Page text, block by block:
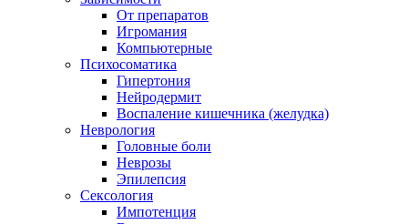
От препаратов
Игромания
Компьютерные
Психосоматика
Гипертония
Нейродермит
Воспаление кишечника (желудка)
Неврология
Головные боли
Неврозы
Эпилепсия
Сексология
Импотенция